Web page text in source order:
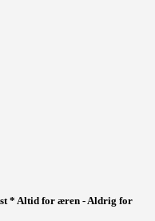
* Altid for æren - Aldrig for